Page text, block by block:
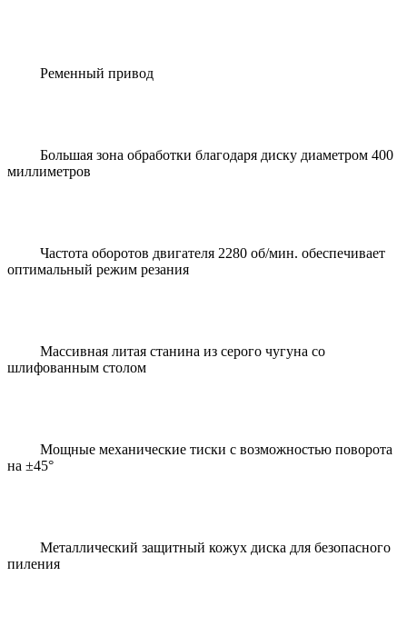
Ременный привод
Большая зона обработки благодаря диску диаметром 400
миллиметров
Частота оборотов двигателя 2280 об/мин. обеспечивает
оптимальный режим резания
Массивная литая станина из серого чугуна со
шлифованным столом
Мощные механические тиски с возможностью поворота
на ±45°
Металлический защитный кожух диска для безопасного
пиления